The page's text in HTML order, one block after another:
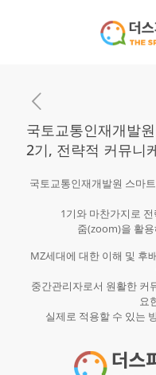
국토교통인재개발
2기, 전략적 커뮤니
국토교통인재개발원 스마
1기와 마찬가지로
줌(zoom)을 활
MZ세대에 대한 이해 및 후
중간관리자로서 원활한 커
요
실제로 적용할 수 있는